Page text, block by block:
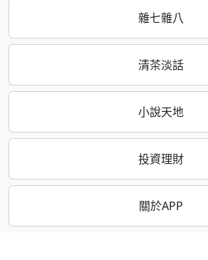
雜七雜八
清茶淡話
小說天地
投資理財
關於APP